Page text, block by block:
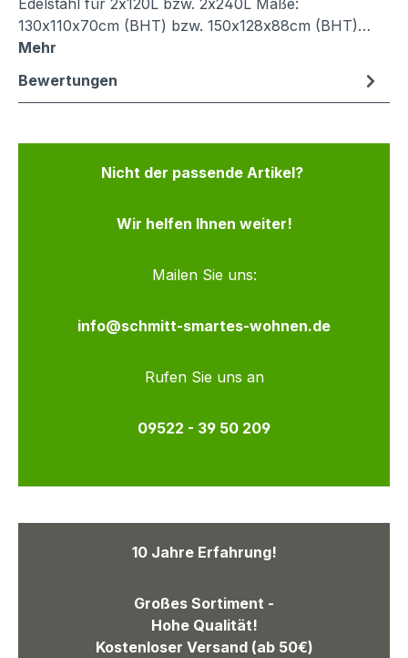
Edelstahl für 2x120L bzw. 2x240L Maße:
130x110x70cm (BHT) bzw. 150x128x88cm (BHT)…
Mehr
Bewertungen
Nicht der passende Artikel?
Wir helfen Ihnen weiter!
Mailen Sie uns:
info@schmitt-smartes-wohnen.de
Rufen Sie uns an
09522 - 39 50 209
10 Jahre Erfahrung!
Großes Sortiment -
Hohe Qualität!
Kostenloser Versand (ab 50€)